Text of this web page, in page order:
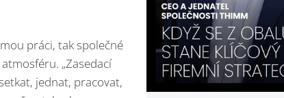
práci, tak společné
„Zasedací
jednat, pracovat,